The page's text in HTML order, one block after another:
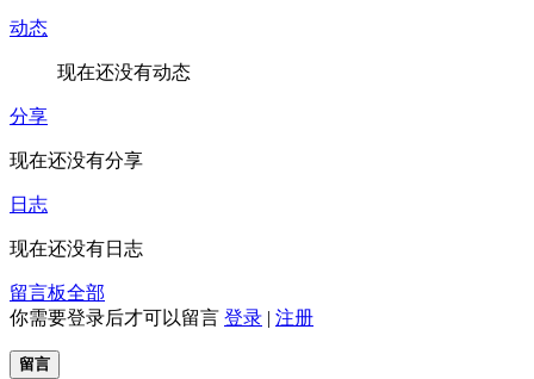
动态
现在还没有动态
分享
现在还没有分享
日志
现在还没有日志
留言板全部
你需要登录后才可以留言 登录 | 注册
留言